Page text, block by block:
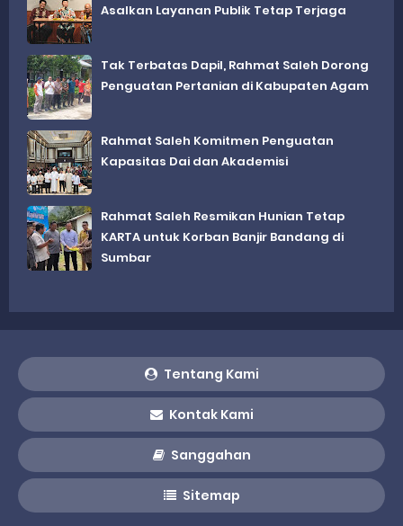
Asalkan Layanan Publik Tetap Terjaga
Tak Terbatas Dapil, Rahmat Saleh Dorong
Penguatan Pertanian di Kabupaten Agam
Rahmat Saleh Komitmen Penguatan
Kapasitas Dai dan Akademisi
Rahmat Saleh Resmikan Hunian Tetap
KARTA untuk Korban Banjir Bandang di
Sumbar
Tentang Kami
Kontak Kami
Sanggahan
Sitemap